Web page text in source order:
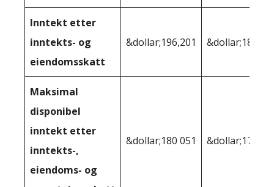
Inntekt etter
inntekts- og
eiendomsskatt
&dollar;196,201 &dollar;186
Maksimal
disponibel
inntekt etter
inntekts-,
eiendoms- og
&dollar;180 051